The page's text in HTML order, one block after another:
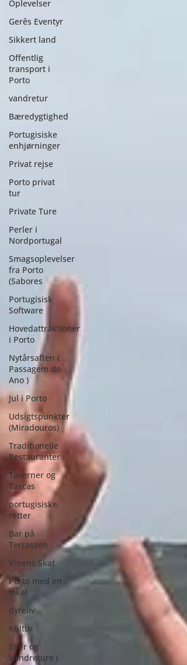
Oplevelser
Gerês Eventyr
Sikkert land
Offentlig
transport i
Porto
vandretur
Bæredygtighed
Portugisiske
enhjørninger
Privat rejse
Porto privat
tur
Private Ture
Perler i
Nordportugal
Smagsoplevelser
fra Porto
(Sabores
Portugisisk
Software
Hovedattraktioner
i Porto
Nytårsaften (
Passagem do
Ano )
Jul i Porto
Udsigtspunkter
(Miradouros)
Traditionelle
Restauranter
Taverner og
Tascas
portugisiske
retter
Bar på
Terrassen
Vinens Skat
Porto med en
lokal
dyreliv
Kultur
Stier og
Vandreture (